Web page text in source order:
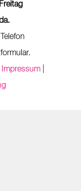
| Impressum